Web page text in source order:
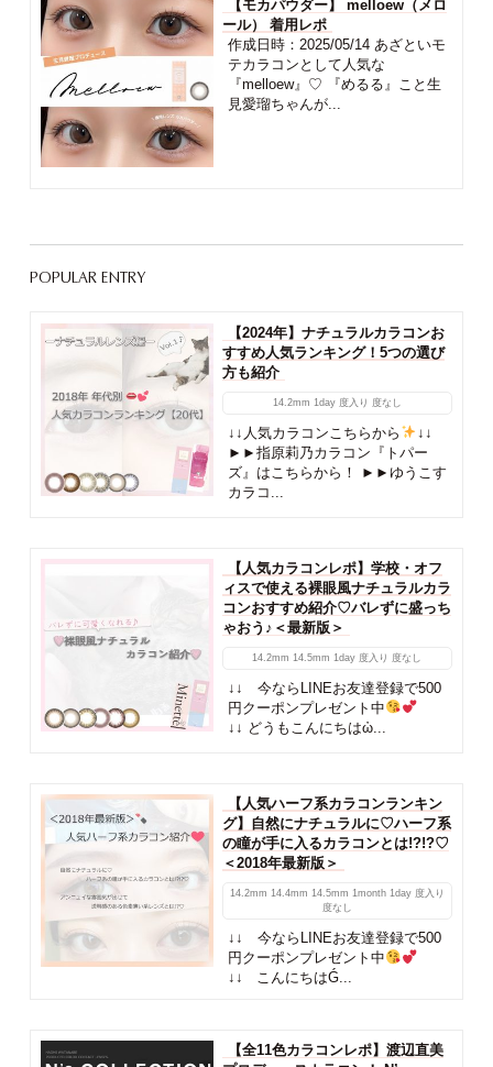
【モカパウダー】 melloew（メロ
ール） 着用レポ
作成日時：2025/05/14 あざといモ
テカラコンとして人気な
『melloew』♡ 『めるる』こと生
見愛瑠ちゃんが...
POPULAR ENTRY
【2024年】ナチュラルカラコンお
すすめ人気ランキング！5つの選び
方も紹介
14.2mm 1day 度入り 度なし
↓↓人気カラコンこちらから
↓↓
►►指原莉乃カラコン『トパー
ズ』はこちらから！ ►►ゆうこす
カラコ...
【人気カラコンレポ】学校・オフ
ィスで使える裸眼風ナチュラルカラ
コンおすすめ紹介♡バレずに盛っち
ゃおう♪＜最新版＞
14.2mm 14.5mm 1day 度入り 度なし
↓↓ 今ならLINEお友達登録で500
円クーポンプレゼント中
↓↓ どうもこんにちはὠ...
【人気ハーフ系カラコンランキン
グ】自然にナチュラルに♡ハーフ系
の瞳が手に入るカラコンとは!?!?♡
＜2018年最新版＞
14.2mm 14.4mm 14.5mm 1month 1day 度入り
度なし
↓↓ 今ならLINEお友達登録で500
円クーポンプレゼント中
↓↓ こんにちはǴ...
【全11色カラコンレポ】渡辺直美